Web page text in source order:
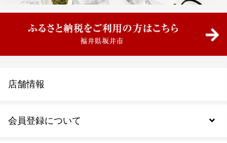
会員登録について
店舗情報